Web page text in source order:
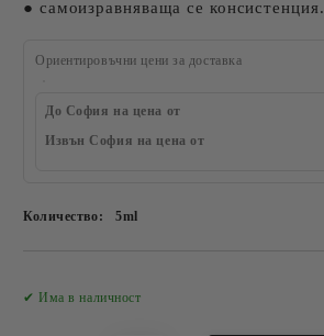
● самоизравняваща се консистенция.
Ориентировъчни цени за доставка
До София на цена от
Извън София на цена от
Количество: 5ml
✔ Има в наличност